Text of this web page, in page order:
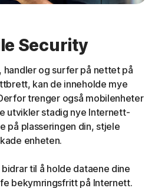
Security
handler og surfer på nettet på
kan de inneholde mye
trenger også mobilenheter
utvikler stadig nye Internett-
på plasseringen din, stjele
enheten.
til å holde dataene dine
bekymringsfritt på Internett.